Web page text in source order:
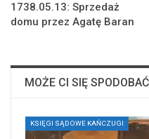
1738.05.13: Sprzedaż
domu przez Agatę Baran
MOŻE CI SIĘ
KSIĘGI SĄDOWE KAŃCZUGI